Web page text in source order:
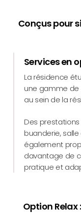
Conçus pour
Services en
La résidence
une gamme de
au sein de la
Des
buanderie,
également
davantage de
pratique et
Option